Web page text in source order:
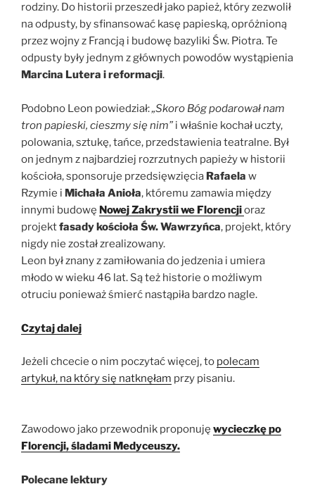
rodziny. Do historii przeszedł jako papież, który zezwolił
na odpusty, by sfinansować kasę papieską, opróżnioną
przez wojny z Francją i budowę bazyliki Św. Piotra. Te
odpusty były jednym z głównych powodów wystąpienia
Marcina Lutera i reformacji.
Podobno Leon powiedział:„Skoro Bóg podarował nam
tron papieski, cieszmy się nim” i właśnie kochał uczty,
polowania, sztukę, tańce, przedstawienia teatralne. Był
on jednym z najbardziej rozrzutnych papieży w historii
kościoła, sponsoruje przedsięwzięcia Rafaela w
Rzymie i Michała Anioła, któremu zamawia między
innymi budowę Nowej Zakrystii we Florencjioraz
projektfasady kościoła Św. Wawrzyńca, projekt, który
nigdy nie został zrealizowany.
Leon był znany z zamiłowania do jedzenia i umiera
młodo w wieku 46 lat. Są też historie o możliwym
otruciu ponieważ śmierć nastąpiła bardzo nagle.
Czytaj dalej
Jeżeli chcecie o nim poczytać więcej, to polecam
artykuł, na który się natknęłam przy pisaniu.
Zawodowo jako przewodnik proponuję wycieczkę po
Florencji, śladami Medyceuszy.
Polecane lektury